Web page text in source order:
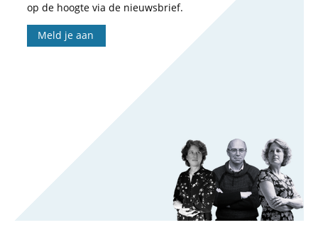
op de hoogte via de nieuwsbrief.
Meld je aan